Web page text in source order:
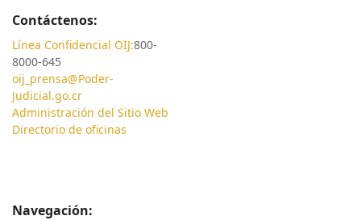
Contáctenos:
Línea Confidencial OIJ:800-
8000-645
oij_prensa@Poder-
Judicial.go.cr
Administración del Sitio Web
Directorio de oficinas
Navegación: